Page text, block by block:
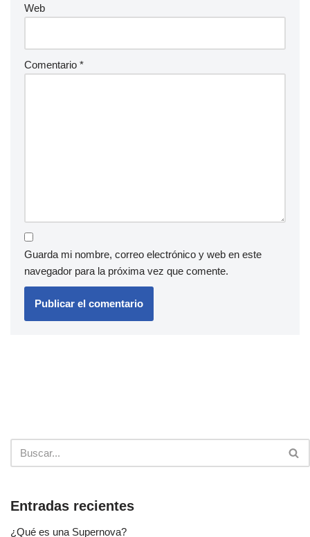
Web
Comentario *
Guarda mi nombre, correo electrónico y web en este
navegador para la próxima vez que comente.
Entradas recientes
¿Qué es una Supernova?